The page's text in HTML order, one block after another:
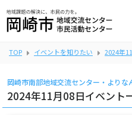
TOP イベントを知りたい 2024年
岡崎市南部地域交流センター・よりな
2024年11月08日イベント